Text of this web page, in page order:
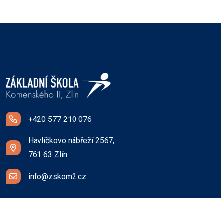
+420 577 210 076
Havlíčkovo nábřeží 2567,
761 63 Zlín
info@zskom2.cz